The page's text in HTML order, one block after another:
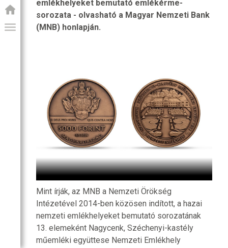
PROGRAM
emlékhelyeket bemutató emlékérme-
sorozata - olvasható a Magyar Nemzeti Bank
(MNB) honlapján.
Mint írják, az MNB a Nemzeti Örökség
Intézetével 2014-ben közösen indított, a hazai
nemzeti emlékhelyeket bemutató sorozatának
13. elemeként Nagycenk, Széchenyi-kastély
műemléki együttese Nemzeti Emlékhely